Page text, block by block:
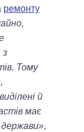
ремонту
з
Тому
й
має
,